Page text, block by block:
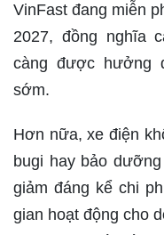
VinFast đang miễn
2027, đồng nghĩa
càng được hưởng
sớm.
Hơn nữa, xe điện
bugi hay bảo
giảm đáng kể chi
gian hoạt động cho